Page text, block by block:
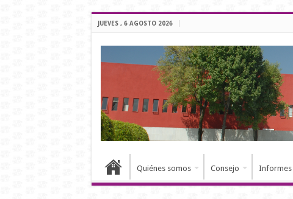
JUEVES , 6 AGOSTO 2026
Quiénes somos Consejo Informes